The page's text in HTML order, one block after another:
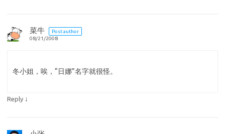
菜牛
Post author
08/21/2008
冬小姐，唉，“日娜”名字就很怪。
Reply ↓